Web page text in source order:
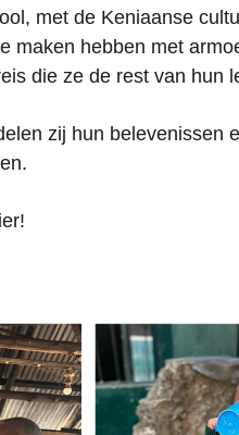
met de Keniaanse
maken hebben met
die ze de rest van hun
zij hun belevenissen